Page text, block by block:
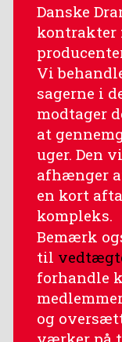
Danske
kontrakter
Vi
sagerne i
modtager
at
uger. Den
afhænger
en kort
kompleks.
Bemærk
til
forhandle
og